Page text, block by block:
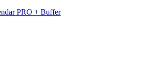
PRO + Buffer